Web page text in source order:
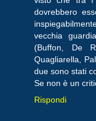
dovrebbero
vecchia
(Buffon, De
Quagliarella,
due sono stati
Se non è un
Rispondi